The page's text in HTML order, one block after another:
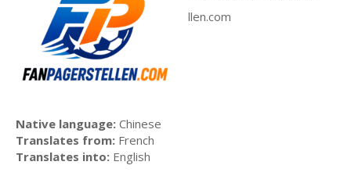
llen.com
Native language: Chinese
Translates from: French
Translates into: English